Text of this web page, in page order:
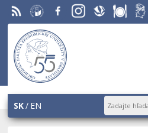
RSS EU v
Bratislave
FacebookInstagramSlovenská
SK EN